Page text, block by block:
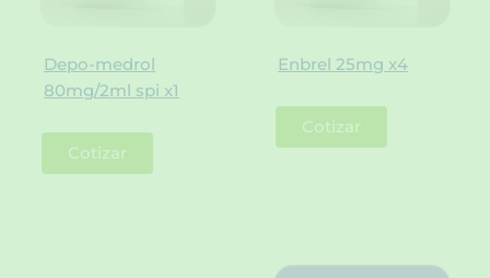
Depo-medrol
80mg/2ml spi x1
Cotizar
Enbrel 25mg x4
Cotizar